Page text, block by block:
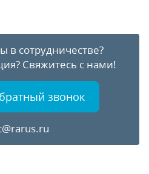
в сотрудничестве?
Свяжитесь с нами!
звонок